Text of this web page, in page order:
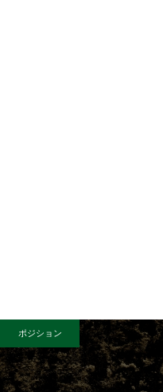
ポジション